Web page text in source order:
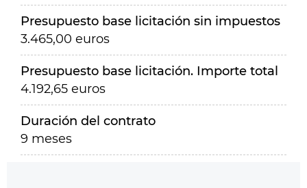
Presupuesto base licitación sin impuestos
3.465,00 euros
Presupuesto base licitación. Importe total
4.192,65 euros
Duración del contrato
9 meses